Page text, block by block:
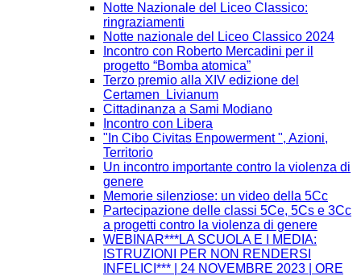
Notte Nazionale del Liceo Classico:
ringraziamenti
Notte nazionale del Liceo Classico 2024
Incontro con Roberto Mercadini per il
progetto “Bomba atomica”
Terzo premio alla XIV edizione del
Certamen Livianum
Cittadinanza a Sami Modiano
Incontro con Libera
"In Cibo Civitas Enpowerment ", Azioni,
Territorio
Un incontro importante contro la violenza di
genere
Memorie silenziose: un video della 5Cc
Partecipazione delle classi 5Ce, 5Cs e 3Cc
a progetti contro la violenza di genere
WEBINAR***LA SCUOLA E I MEDIA:
ISTRUZIONI PER NON RENDERSI
INFELICI*** | 24 NOVEMBRE 2023 | ORE